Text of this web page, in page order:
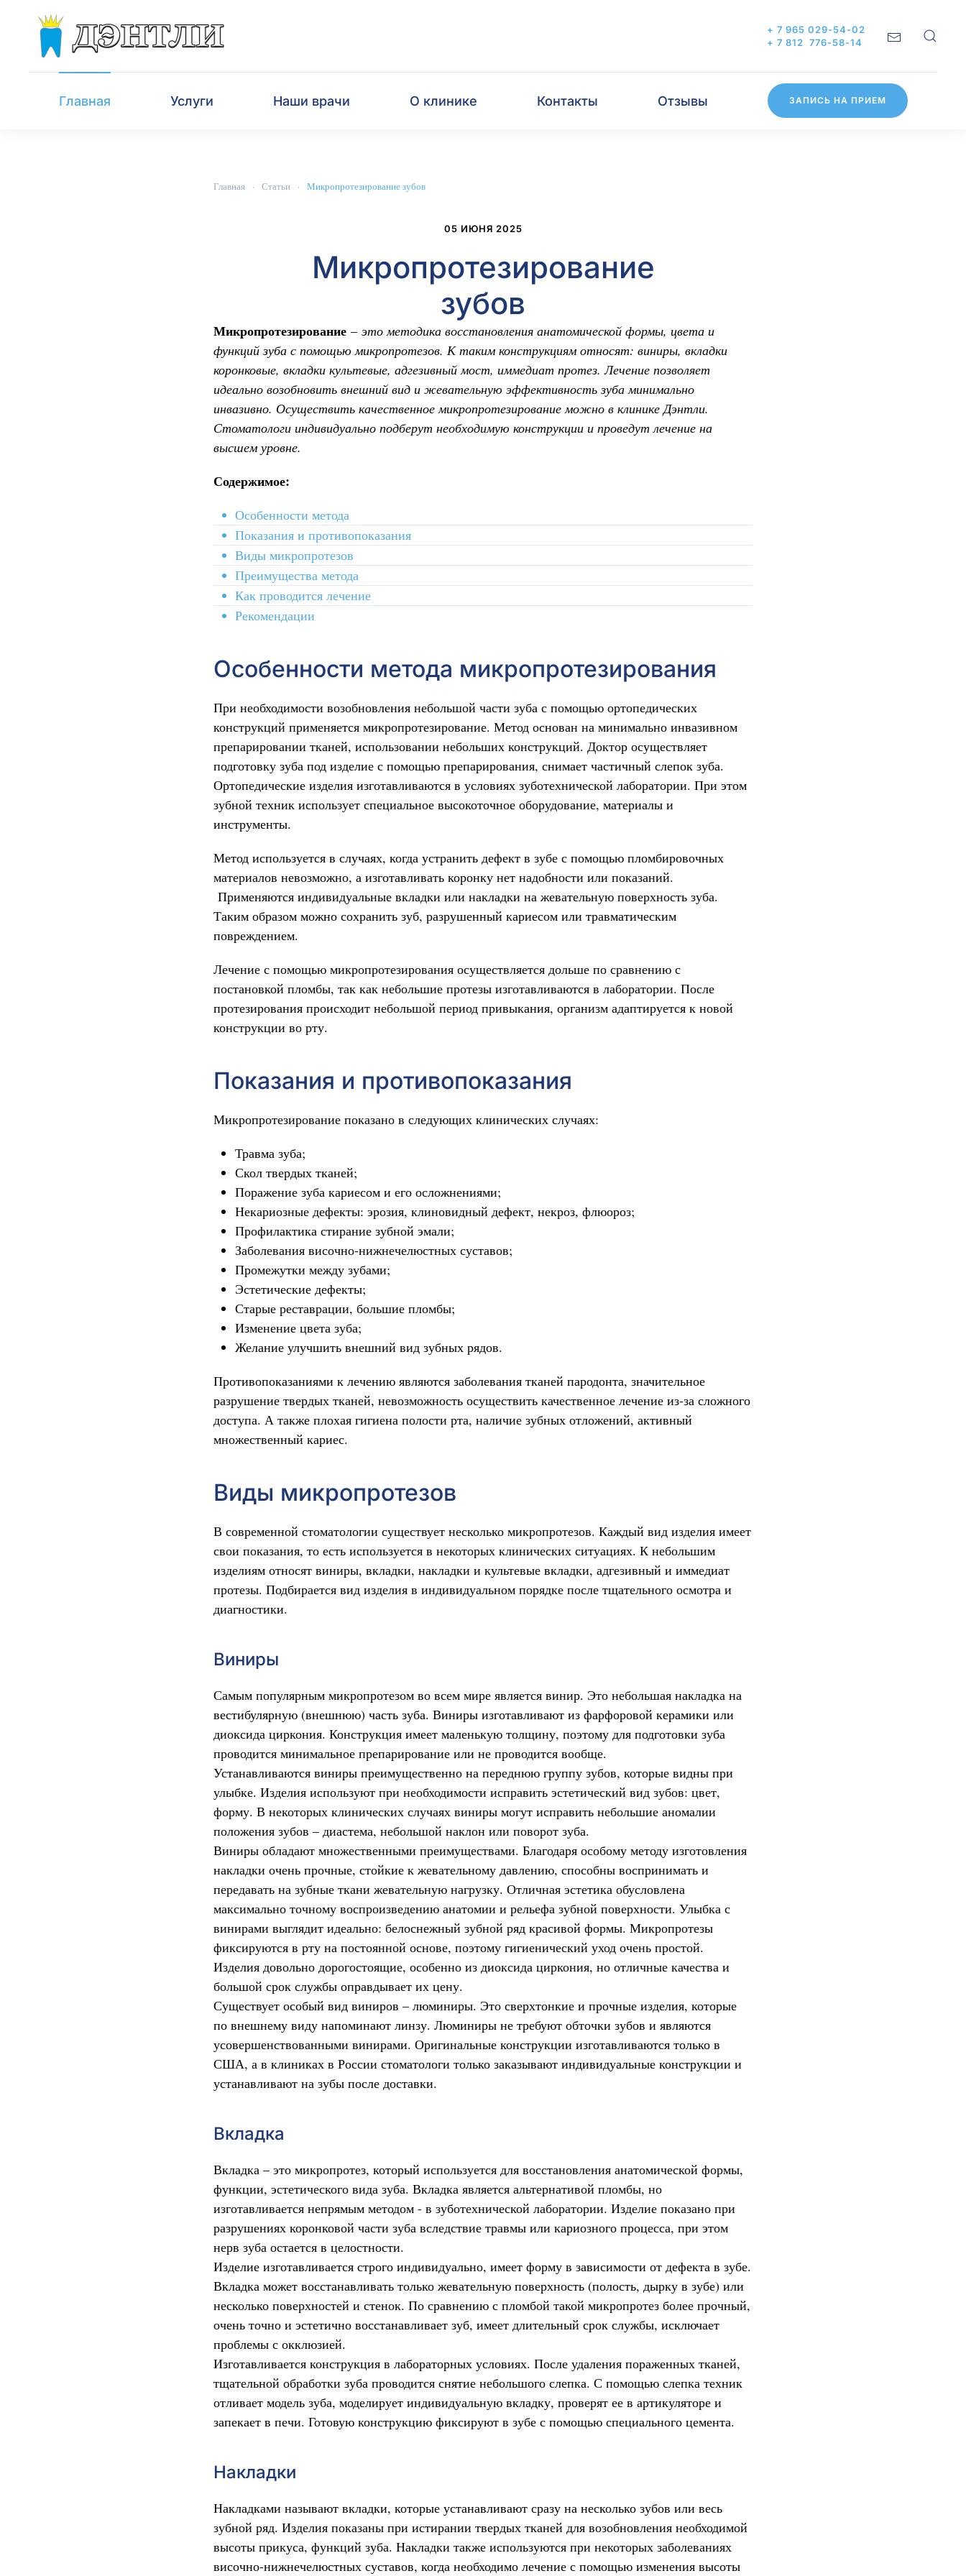
Перейти к содержимому
+ 7 965 029-54-02
+ 7 812 776-58-14
Главная Услуги Наши врачи О клинике Контакты Отзывы ЗАПИСЬ НА ПРИЕМ
Главная Статьи Микропротезирование зубов
05 ИЮНЯ 2025
Микропротезирование
зубов
Микропротезирование – это методика восстановления анатомической формы, цвета и
функций зуба с помощью микропротезов. К таким конструкциям относят: виниры, вкладки
коронковые, вкладки культевые, адгезивный мост, иммедиат протез. Лечение позволяет
идеально возобновить внешний вид и жевательную эффективность зуба минимально
инвазивно. Осуществить качественное микропротезирование можно в клинике Дэнтли.
Стоматологи индивидуально подберут необходимую конструкции и проведут лечение на
высшем уровне.
Содержимое:
Особенности метода
Показания и противопоказания
Виды микропротезов
Преимущества метода
Как проводится лечение
Рекомендации
Особенности метода микропротезирования
При необходимости возобновления небольшой части зуба с помощью ортопедических
конструкций применяется микропротезирование. Метод основан на минимально инвазивном
препарировании тканей, использовании небольших конструкций. Доктор осуществляет
подготовку зуба под изделие с помощью препарирования, снимает частичный слепок зуба.
Ортопедические изделия изготавливаются в условиях зуботехнической лаборатории. При этом
зубной техник использует специальное высокоточное оборудование, материалы и
инструменты.
Метод используется в случаях, когда устранить дефект в зубе с помощью пломбировочных
материалов невозможно, а изготавливать коронку нет надобности или показаний.
Применяются индивидуальные вкладки или накладки на жевательную поверхность зуба.
Таким образом можно сохранить зуб, разрушенный кариесом или травматическим
повреждением.
Лечение с помощью микропротезирования осуществляется дольше по сравнению с
постановкой пломбы, так как небольшие протезы изготавливаются в лаборатории. После
протезирования происходит небольшой период привыкания, организм адаптируется к новой
конструкции во рту.
Показания и противопоказания
Микропротезирование показано в следующих клинических случаях:
Травма зуба;
Скол твердых тканей;
Поражение зуба кариесом и его осложнениями;
Некариозные дефекты: эрозия, клиновидный дефект, некроз, флюороз;
Профилактика стирание зубной эмали;
Заболевания височно-нижнечелюстных суставов;
Промежутки между зубами;
Эстетические дефекты;
Старые реставрации, большие пломбы;
Изменение цвета зуба;
Желание улучшить внешний вид зубных рядов.
Противопоказаниями к лечению являются заболевания тканей пародонта, значительное
разрушение твердых тканей, невозможность осуществить качественное лечение из-за сложного
доступа. А также плохая гигиена полости рта, наличие зубных отложений, активный
множественный кариес.
Виды микропротезов
В современной стоматологии существует несколько микропротезов. Каждый вид изделия имеет
свои показания, то есть используется в некоторых клинических ситуациях. К небольшим
изделиям относят виниры, вкладки, накладки и культевые вкладки, адгезивный и иммедиат
протезы. Подбирается вид изделия в индивидуальном порядке после тщательного осмотра и
диагностики.
Виниры
Самым популярным микропротезом во всем мире является винир. Это небольшая накладка на
вестибулярную (внешнюю) часть зуба. Виниры изготавливают из фарфоровой керамики или
диоксида циркония. Конструкция имеет маленькую толщину, поэтому для подготовки зуба
проводится минимальное препарирование или не проводится вообще.
Устанавливаются виниры преимущественно на переднюю группу зубов, которые видны при
улыбке. Изделия используют при необходимости исправить эстетический вид зубов: цвет,
форму. В некоторых клинических случаях виниры могут исправить небольшие аномалии
положения зубов – диастема, небольшой наклон или поворот зуба.
Виниры обладают множественными преимуществами. Благодаря особому методу изготовления
накладки очень прочные, стойкие к жевательному давлению, способны воспринимать и
передавать на зубные ткани жевательную нагрузку. Отличная эстетика обусловлена
максимально точному воспроизведению анатомии и рельефа зубной поверхности. Улыбка с
винирами выглядит идеально: белоснежный зубной ряд красивой формы. Микропротезы
фиксируются в рту на постоянной основе, поэтому гигиенический уход очень простой.
Изделия довольно дорогостоящие, особенно из диоксида циркония, но отличные качества и
большой срок службы оправдывает их цену.
Существует особый вид виниров – люминиры. Это сверхтонкие и прочные изделия, которые
по внешнему виду напоминают линзу. Люминиры не требуют обточки зубов и являются
усовершенствованными винирами. Оригинальные конструкции изготавливаются только в
США, а в клиниках в России стоматологи только заказывают индивидуальные конструкции и
устанавливают на зубы после доставки.
Вкладка
Вкладка – это микропротез, который используется для восстановления анатомической формы,
функции, эстетического вида зуба. Вкладка является альтернативой пломбы, но
изготавливается непрямым методом - в зуботехнической лаборатории. Изделие показано при
разрушениях коронковой части зуба вследствие травмы или кариозного процесса, при этом
нерв зуба остается в целостности.
Изделие изготавливается строго индивидуально, имеет форму в зависимости от дефекта в зубе.
Вкладка может восстанавливать только жевательную поверхность (полость, дырку в зубе) или
несколько поверхностей и стенок. По сравнению с пломбой такой микропротез более прочный,
очень точно и эстетично восстанавливает зуб, имеет длительный срок службы, исключает
проблемы с окклюзией.
Изготавливается конструкция в лабораторных условиях. После удаления пораженных тканей,
тщательной обработки зуба проводится снятие небольшого слепка. С помощью слепка техник
отливает модель зуба, моделирует индивидуальную вкладку, проверят ее в артикуляторе и
запекает в печи. Готовую конструкцию фиксируют в зубе с помощью специального цемента.
Накладки
Накладками называют вкладки, которые устанавливают сразу на несколько зубов или весь
зубной ряд. Изделия показаны при истирании твердых тканей для возобновления необходимой
высоты прикуса, функций зуба. Накладки также используются при некоторых заболеваниях
височно-нижнечелюстных суставов, когда необходимо лечение с помощью изменения высоты